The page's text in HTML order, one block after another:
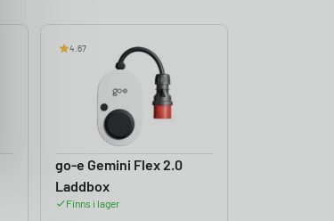
4.67
go-e Gemini Flex 2.0
Laddbox
Finns i lager